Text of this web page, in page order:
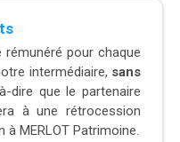
pour chaque
intermédiaire, sans
dire que le partenaire
à une rétrocession
à MERLOT Patrimoine.